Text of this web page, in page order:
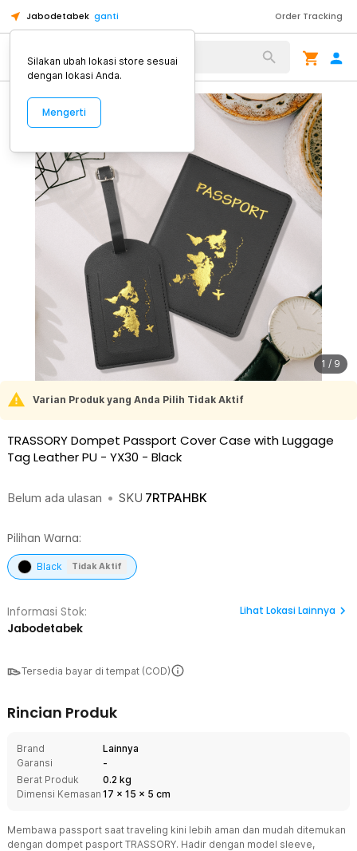
Jabodetabek ganti Order Tracking
Alat Kopi
1 / 9
Varian Produk yang Anda Pilih Tidak Aktif
TRASSORY Dompet Passport Cover Case with Luggage
Tag Leather PU - YX30 - Black
Belum ada ulasan • SKU 7RTPAHBK
Pilihan Warna:
Black Tidak Aktif
Informasi Stok:
Jabodetabek
Lihat Lokasi Lainnya
Tersedia bayar di tempat (COD)
Rincian Produk
Brand
Lainnya
Garansi
-
Berat Produk
0.2 kg
Dimensi Kemasan 17 x 15 x 5 cm
Membawa passport saat traveling kini lebih aman dan mudah ditemukan
dengan dompet pasport TRASSORY. Hadir dengan model sleeve,
Silakan ubah lokasi store sesuai
dengan lokasi Anda.
Mengerti